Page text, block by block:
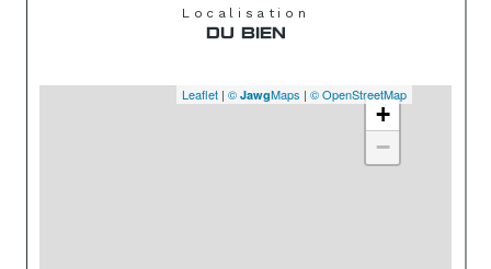
Localisation
DU BIEN
+
−
Leaflet | © JawgMaps | © OpenStreetMap